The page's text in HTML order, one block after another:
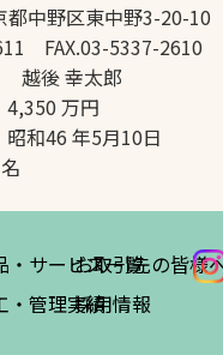
都中野区東中野3-20-10
FAX.03-5337-2610
越後 幸太郎
万円
和46 年5月10日
・サービス一覧
・管理実績
お取引先の皆様
採用情報